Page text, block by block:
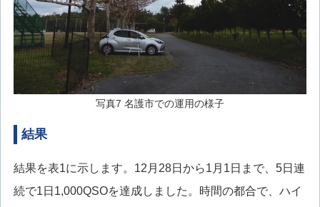
写真7 名護市での運用の様子
結果
結果を表1に示します。12月28日から1月1日まで、5日連
続で1日1,000QSOを達成しました。時間の都合で、ハイ